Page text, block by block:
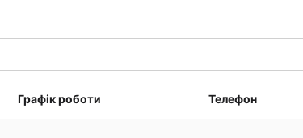
Графік роботи Телефон